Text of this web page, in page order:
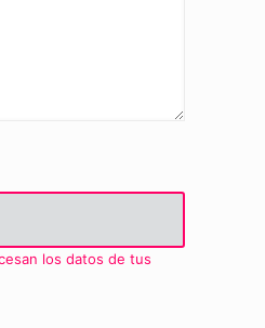
los datos de tus